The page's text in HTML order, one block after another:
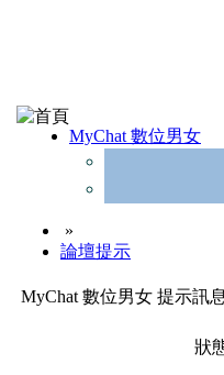
MyChat 數位男女
»
論壇提示
MyChat 數位男女 提示訊息
狀